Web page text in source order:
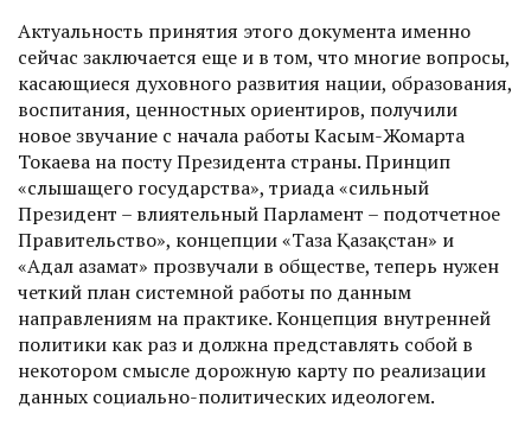
Актуальность принятия этого документа именно
сейчас заключается еще и в том, что многие вопросы,
касающиеся духовного развития нации, образования,
воспитания, ценностных ориентиров, получили
новое звучание с начала работы Касым-Жомарта
Токаева­ на посту Президента страны. Принцип
«слышащего государства», триада «сильный
Президент – влиятельный Парламент – подотчетное
Правительство», концепции «Таза Қазақстан» и
«Адал азамат» прозвучали в обществе, теперь нужен
четкий план системной работы по данным
направлениям на практике. Концепция внутренней
политики как раз и должна представлять собой в
некотором смысле дорожную карту по реализации
данных социально-политических идеологем.